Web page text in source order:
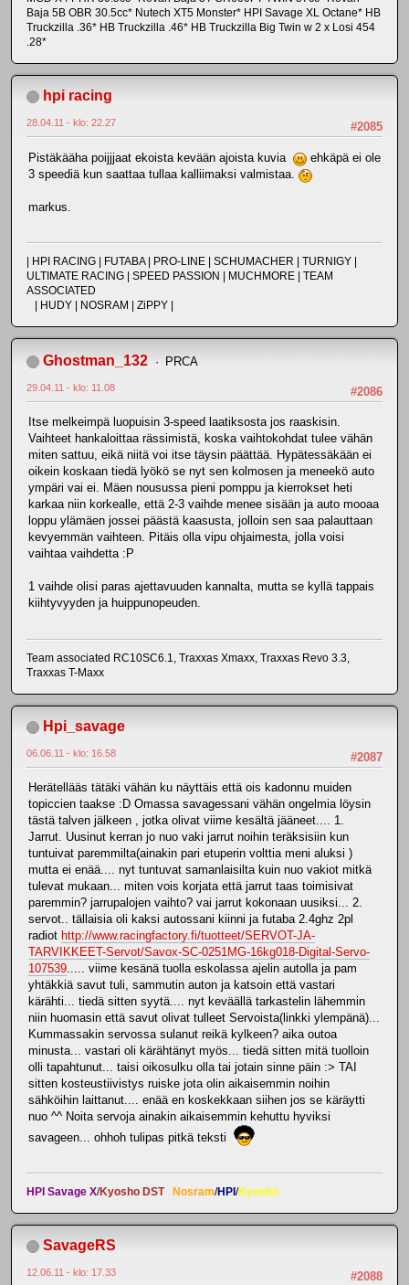
Baja 5B OBR 30.5cc* Nutech XT5 Monster* HPI Savage XL Octane* HB
Truckzilla .36* HB Truckzilla .46* HB Truckzilla Big Twin w 2 x Losi 454
.28*
hpi racing
#2085
28.04.11 - klo: 22.27
Pistäkääha poijjjaat ekoista kevään ajoista kuvia
ehkäpä ei ole
3 speediä kun saattaa tullaa kalliimaksi valmistaa.
markus.
| HPI RACING | FUTABA | PRO-LINE | SCHUMACHER | TURNIGY |
ULTIMATE RACING | SPEED PASSION | MUCHMORE | TEAM
ASSOCIATED
| HUDY | NOSRAM | ZiPPY |
Ghostman_132 PRCA
#2086
29.04.11 - klo: 11.08
Itse melkeimpä luopuisin 3-speed laatiksosta jos raaskisin.
Vaihteet hankaloittaa rässimistä, koska vaihtokohdat tulee vähän
miten sattuu, eikä niitä voi itse täysin päättää. Hypätessäkään ei
oikein koskaan tiedä lyökö se nyt sen kolmosen ja meneekö auto
ympäri vai ei. Mäen nousussa pieni pomppu ja kierrokset heti
karkaa niin korkealle, että 2-3 vaihde menee sisään ja auto mooaa
loppu ylämäen jossei päästä kaasusta, jolloin sen saa palauttaan
kevyemmän vaihteen. Pitäis olla vipu ohjaimesta, jolla voisi
vaihtaa vaihdetta :P
1 vaihde olisi paras ajettavuuden kannalta, mutta se kyllä tappais
kiihtyvyyden ja huippunopeuden.
Team associated RC10SC6.1, Traxxas Xmaxx, Traxxas Revo 3.3,
Traxxas T-Maxx
Hpi_savage
#2087
06.06.11 - klo: 16.58
Herätellääs tätäki vähän ku näyttäis että ois kadonnu muiden
topiccien taakse :D Omassa savagessani vähän ongelmia löysin
tästä talven jälkeen , jotka olivat viime kesältä jääneet.... 1.
Jarrut. Uusinut kerran jo nuo vaki jarrut noihin teräksisiin kun
tuntuivat paremmilta(ainakin pari etuperin volttia meni aluksi )
mutta ei enää.... nyt tuntuvat samanlaisilta kuin nuo vakiot mitkä
tulevat mukaan... miten vois korjata että jarrut taas toimisivat
paremmin? jarrupalojen vaihto? vai jarrut kokonaan uusiksi... 2.
servot.. tällaisia oli kaksi autossani kiinni ja futaba 2.4ghz 2pl
radiot http://www.racingfactory.fi/tuotteet/SERVOT-JA-
TARVIKKEET-Servot/Savox-SC-0251MG-16kg018-Digital-Servo-
107539..... viime kesänä tuolla eskolassa ajelin autolla ja pam
yhtäkkiä savut tuli, sammutin auton ja katsoin että vastari
kärähti... tiedä sitten syytä.... nyt keväällä tarkastelin lähemmin
niin huomasin että savut olivat tulleet Servoista(linkki ylempänä)...
Kummassakin servossa sulanut reikä kylkeen? aika outoa
minusta... vastari oli kärähtänyt myös... tiedä sitten mitä tuolloin
olli tapahtunut... taisi oikosulku olla tai jotain sinne päin :> TAI
sitten kosteustiivistys ruiske jota olin aikaisemmin noihin
sähköihin laittanut.... enää en koskekkaan siihen jos se käräytti
nuo ^^ Noita servoja ainakin aikaisemmin kehuttu hyviksi
savageen... ohhoh tulipas pitkä teksti
HPI Savage X/Kyosho DST Nosram/HPI /Kyosho
SavageRS
#2088
12.06.11 - klo: 17.33